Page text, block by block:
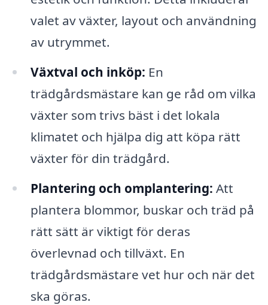
valet av växter, layout och användning
av utrymmet.
Växtval och inköp: En
trädgårdsmästare kan ge råd om vilka
växter som trivs bäst i det lokala
klimatet och hjälpa dig att köpa rätt
växter för din trädgård.
Plantering och omplantering: Att
plantera blommor, buskar och träd på
rätt sätt är viktigt för deras
överlevnad och tillväxt. En
trädgårdsmästare vet hur och när det
ska göras.